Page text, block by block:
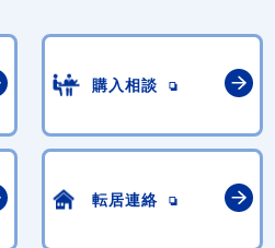
購入相談
転居連絡